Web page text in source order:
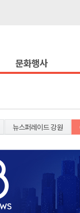
문화행사
뉴스퍼레이드 강원